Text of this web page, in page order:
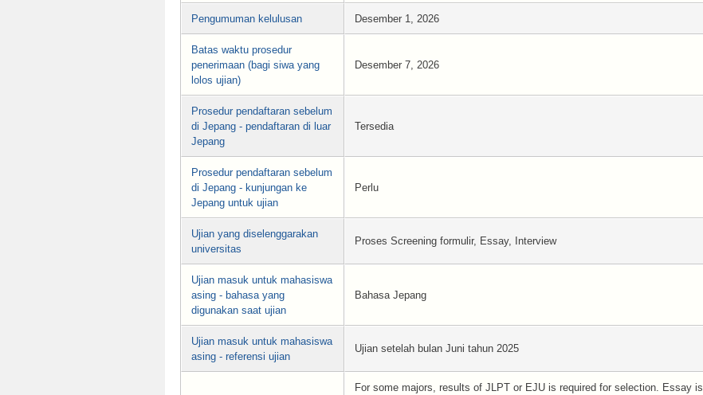
Pengumuman kelulusan Desember 1, 2026
Batas waktu prosedur
penerimaan (bagi siwa yang
lolos ujian)
Desember 7, 2026
Prosedur pendaftaran sebelum
di Jepang - pendaftaran di luar
Jepang
Tersedia
Prosedur pendaftaran sebelum
di Jepang - kunjungan ke
Jepang untuk ujian
Perlu
Ujian yang diselenggarakan
universitas
Proses Screening formulir, Essay, Interview
Ujian masuk untuk mahasiswa
asing - bahasa yang
digunakan saat ujian
Bahasa Jepang
Ujian masuk untuk mahasiswa
asing - referensi ujian
Ujian setelah bulan Juni tahun 2025
For some majors, results of JLPT or EJU is required for selection. Essay is